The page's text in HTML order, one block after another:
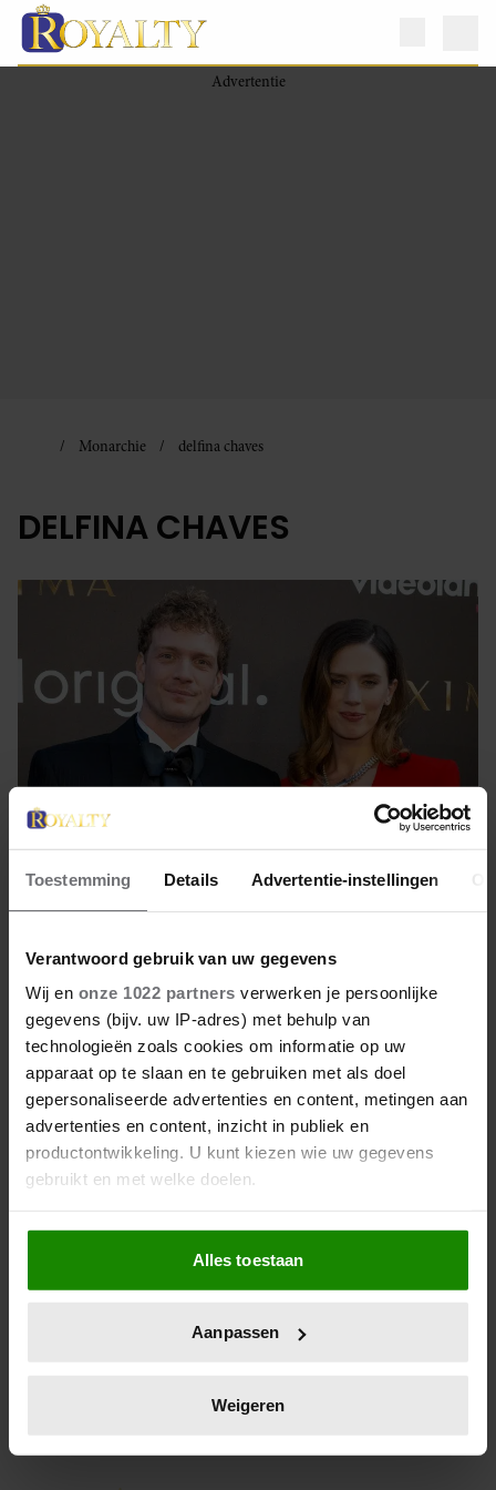
Toestemming Details Advertentie-instellingen
Verantwoord gebruik van uw gegevens
Wij en onze 1022 partners verwerken je persoonlijke
gegevens (bijv. uw IP-adres) met behulp van
technologieën zoals cookies om informatie op uw
apparaat op te slaan en te gebruiken met als doel
gepersonaliseerde advertenties en content, metingen aan
advertenties en content, inzicht in publiek en
productontwikkeling. U kunt kiezen wie uw gegevens
gebruikt en met welke doelen.
Als u het toestaat, willen we ook graag:
Informatie verzamelen over uw geografische
locatie, die tot een paar meter nauwkeurig kan zijn
scannen op specifieke eigenschappen (fingerprinting)
verwerkt en stel uw voorkeuren in het
intrekken in de Cookieverklaring.
Alles toestaan
Aanpassen
Weigeren
Monarchie delfina chaves
DELFINA CHAVES
LIEFDESBREUK VOOR MÁXIMA-
STERREN DELFINA CHAVES EN
MARTIJN LAKEMEIER
De vonk sprong ooit over op de set van Máxima,
maar inmiddels is de liefde tussen hoofdrolspelers
Delfina Chaves en Martijn Lakemeier gedoofd.